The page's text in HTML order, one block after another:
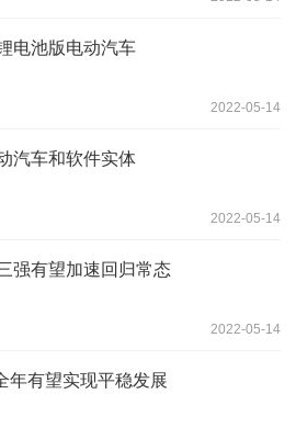
电池版电动汽车
2022-05-14
汽车和软件实体
2022-05-14
强有望加速回归常态
2022-05-14
年有望实现平稳发展